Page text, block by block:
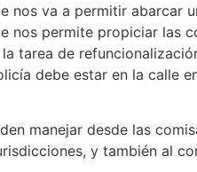
nos va a permitir
permite propiciar las
tarea de
debe estar en la calle
manejar desde las
y también al